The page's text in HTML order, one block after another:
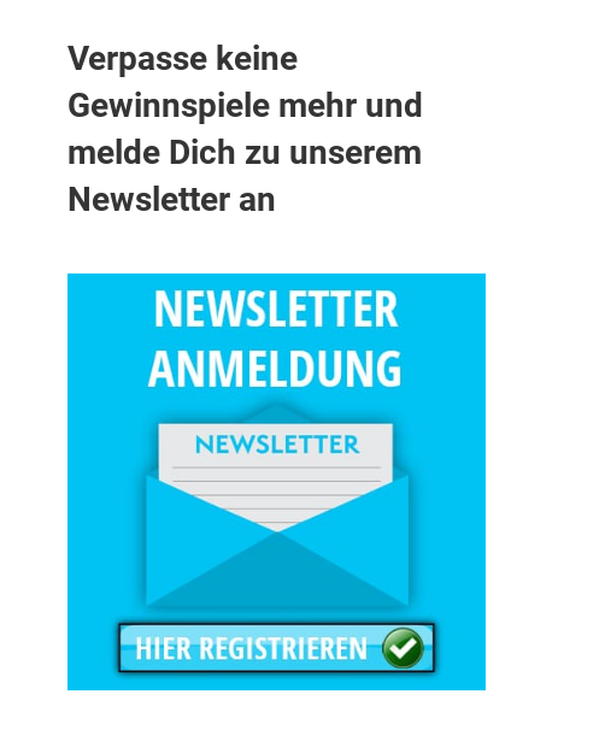
Verpasse keine
Gewinnspiele mehr und
melde Dich zu unserem
Newsletter an